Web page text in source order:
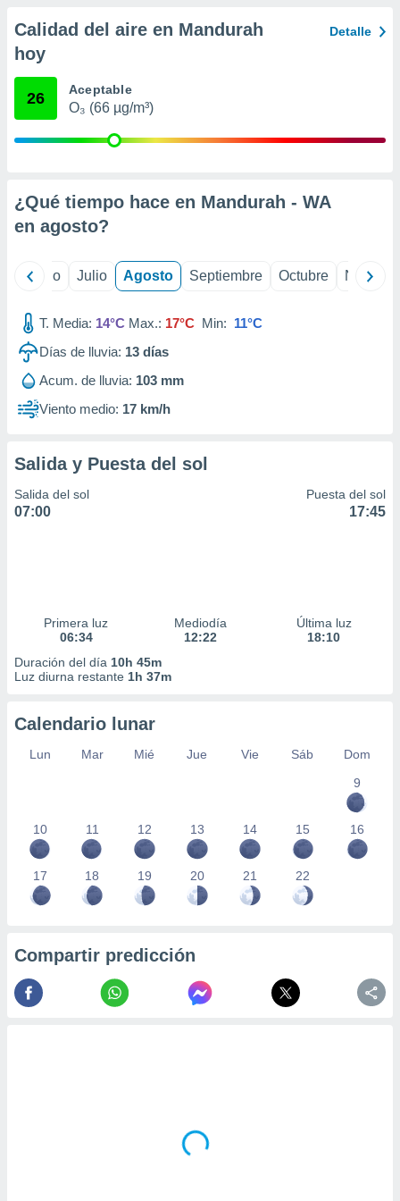
e
mediante
publicidad
de
Calidad del aire en Mandurah
hoy
Detalle
26 Aceptable
O₃ (66 µg/m³)
¿Qué tiempo hace en Mandurah - WA
en agosto?
Junio Julio Agosto Septiembre Octubre
T. Media: 14°C Max.: 17°C Min: 11°C
Días de lluvia: 13 días
Acum. de lluvia: 103 mm
Viento medio: 17 km/h
Salida y Puesta del sol
Salida del sol
07:00
Puesta del sol
17:45
Primera luz
06:34
Mediodía
12:22
Última luz
18:10
Duración del día 10h 45m
Luz diurna restante 1h 37m
Calendario lunar
Lun Mar Mié Jue Vie Sáb
Dom
9
10 11 12 13 14 15 16
17 18 19 20 21 22
Compartir predicción